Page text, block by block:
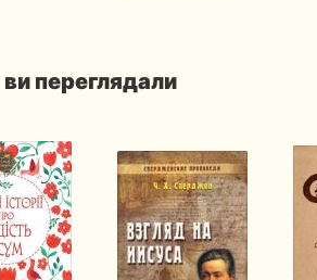
переглядали